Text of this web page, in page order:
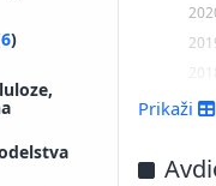
6)
2017
Prikaži